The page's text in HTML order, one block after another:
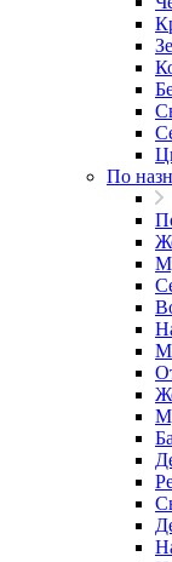
По